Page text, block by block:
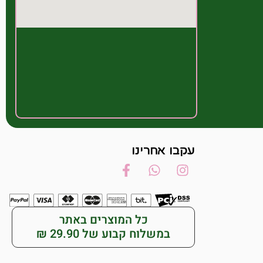
עקבו אחרינו
כל המוצרים באתר
במשלוח קבוע של 29.90 ₪